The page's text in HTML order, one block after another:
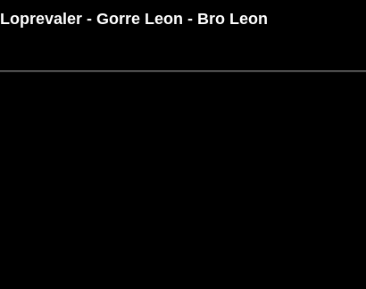
Loprevaler - Gorre Leon - Bro Leon